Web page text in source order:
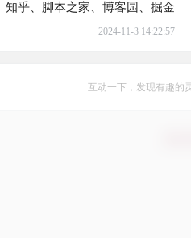
知乎、脚本之家、博客园、掘金
载文章为HTML或Markdown文件
2024-11-3 14:22:57
互动一下，发现有趣的